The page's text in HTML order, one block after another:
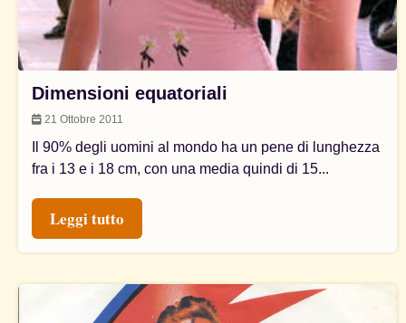
Dimensioni equatoriali
21 Ottobre 2011
Il 90% degli uomini al mondo ha un pene di lunghezza
fra i 13 e i 18 cm, con una media quindi di 15...
Leggi tutto